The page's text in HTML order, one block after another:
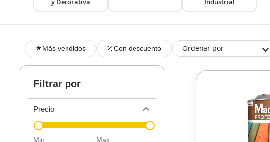
y Decorativa
Industrial
Más vendidos Con descuento Ordenar por
Filtrar por
Precio
Min Max